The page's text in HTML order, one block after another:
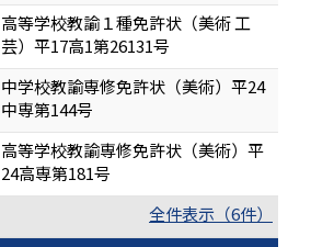
高等学校教諭１種免許状（美術 工
芸）平17高1第26131号
中学校教諭専修免許状（美術）平24
中専第144号
高等学校教諭専修免許状（美術）平
24高専第181号
全件表示（6件）